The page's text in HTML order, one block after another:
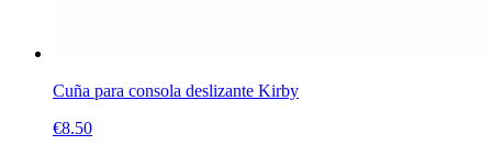
Cuña para consola deslizante Kirby
€8.50